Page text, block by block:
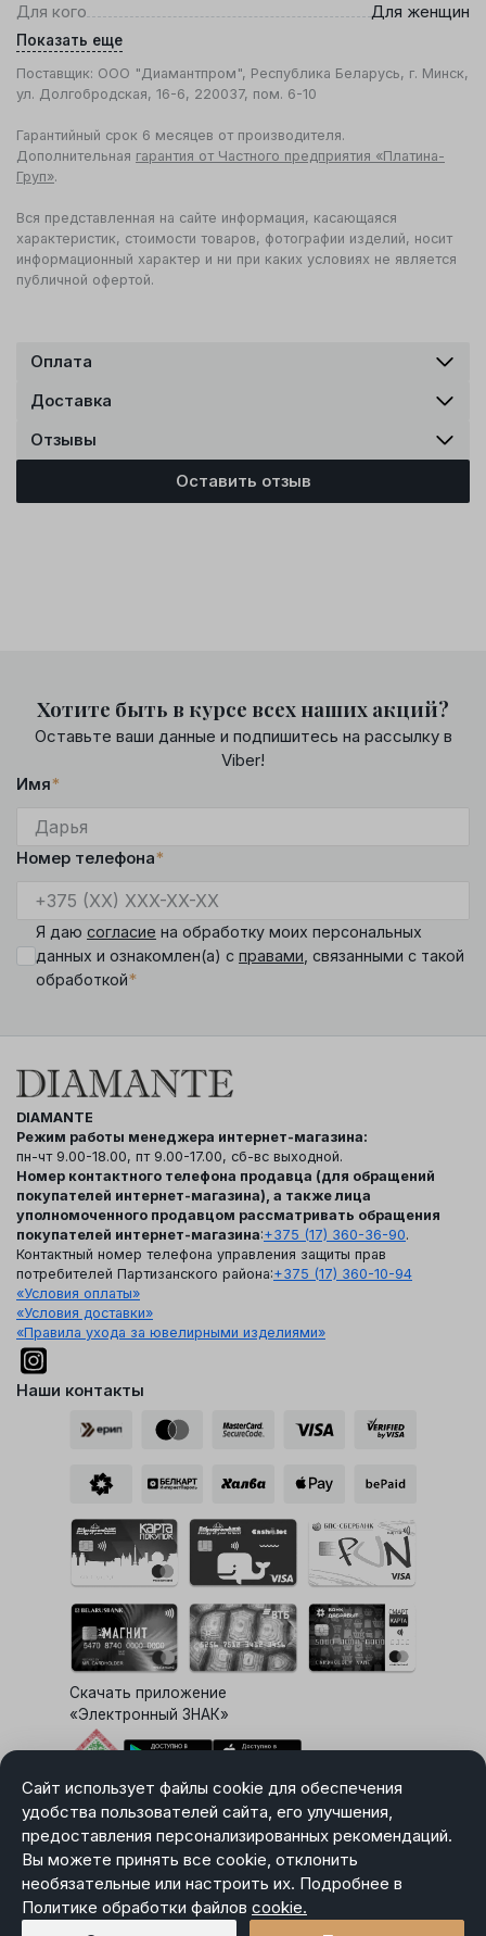
Для кого
Для женщин
Показать еще
Поставщик: ООО "Диамантпром", Республика Беларусь, г. Минск,
ул. Долгобродская, 16-6, 220037, пом. 6-10
Гарантийный срок 6 месяцев от производителя.
Дополнительная гарантия от Частного предприятия «Платина-
Груп».
Вся представленная на сайте информация, касающаяся
характеристик, стоимости товаров, фотографии изделий, носит
информационный характер и ни при каких условиях не является
публичной офертой.
Оплата
Доставка
Отзывы
Оставить отзыв
Сайт использует файлы cookie для обеспечения
удобства пользователей сайта, его улучшения,
предоставления персонализированных рекомендаций.
Вы можете принять все cookie, отклонить
необязательные или настроить их. Подробнее в
Политике обработки файлов cookie.
Хотите быть в курсе всех наших акций?
Оставьте ваши данные и подпишитесь на рассылку в
Viber!
Имя*
Номер телефона*
Я даю согласие на обработку моих персональных
данных и ознакомлен(а) с правами , связанными с такой
обработкой*
DIAMANTE
Режим работы менеджера интернет-магазина:
пн-чт 9.00-18.00, пт 9.00-17.00, сб-вс выходной.
Номер контактного телефона продавца (для обращений
покупателей интернет-магазина), а также лица
уполномоченного продавцом рассматривать обращения
покупателей интернет-магазина:+375 (17) 360-36-90.
Контактный номер телефона управления защиты прав
потребителей Партизанского района:+375 (17) 360-10-94
«Условия оплаты»
«Условия доставки»
«Правила ухода за ювелирными изделиями»
Наши контакты
Скачать приложение
«Электронный ЗНАК»
Выбор настроек Cookie
Карта сайта
Политика в отношении обработки персональных данных
Пользовательское соглашение